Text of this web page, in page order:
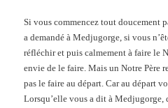
Si vous commencez tout doucement
a demandé à Medjugorge, si vous
réfléchir et puis calmement à faire le
envie de le faire. Mais un Notre Père
pas le faire au départ. Car au départ
Lorsqu’elle vous a dit à Medjugorge,